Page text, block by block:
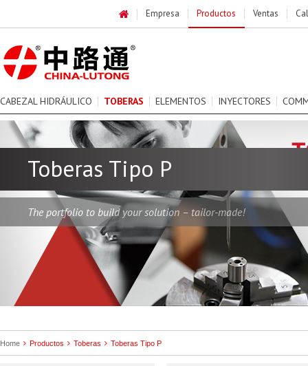
Toberas Tipo P
The portfolio to build your solution – tailor-made!
Home Productos Toberas Toberas Tipo P
Empresa Productos Ventas
CABEZAL HIDRÁULICO TOBERAS ELEMENTOS INYECTORES